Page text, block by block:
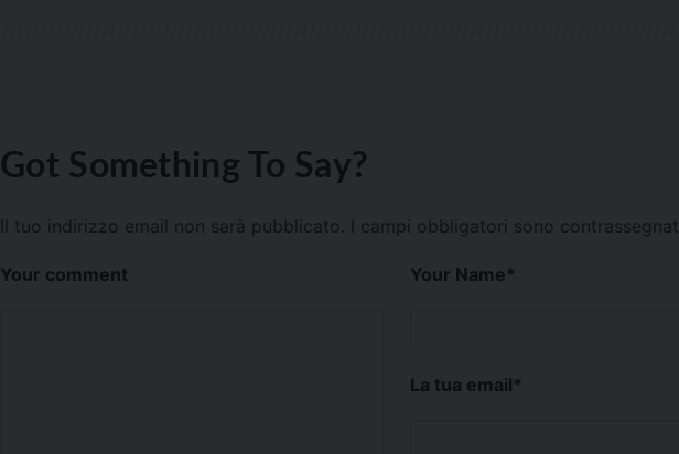
Got Something To Say?
Il tuo indirizzo email non sarà pubblicato. I campi obbligatori sono contrassegnati
Your comment Your Name*
La tua email*